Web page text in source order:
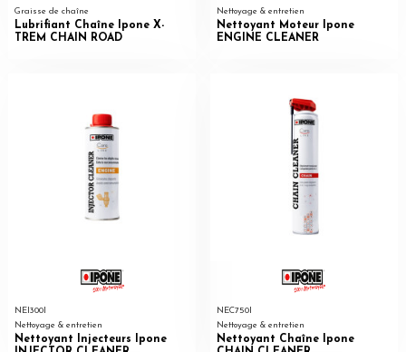
Graisse de chaîne
Lubrifiant Chaîne Ipone X-
TREM CHAIN ROAD
Nettoyage & entretien
Nettoyant Moteur Ipone
ENGINE CLEANER
NEI300I
Nettoyage & entretien
Nettoyant Injecteurs Ipone
NEC750I
Nettoyage & entretien
Nettoyant Chaîne Ipone